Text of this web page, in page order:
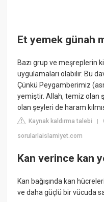
Et yemek günah
Bazı grup ve meşreplerin
uygulamaları olabilir. Bu
Çünkü Peygamberimiz
yemiştir. Allah, temiz olan
olan şeyleri de haram
Kaynak kaldırma talebi |
sorularlaislamiyet.com
Kan verince kan
Kan bağışında kan
ve daha güçlü bir vücuda